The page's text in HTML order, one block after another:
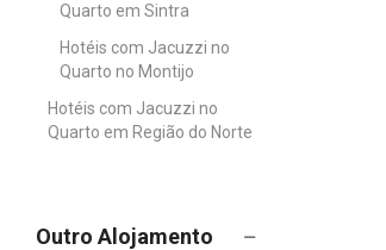
Quarto em Sintra
Hotéis com Jacuzzi no
Quarto no Montijo
Hotéis com Jacuzzi no
Quarto em Região do Norte
Outro Alojamento